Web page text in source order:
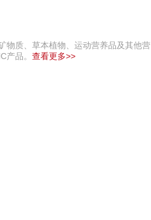
物质、草本植物、运动营养品及其他营
产品。 查看更多>>